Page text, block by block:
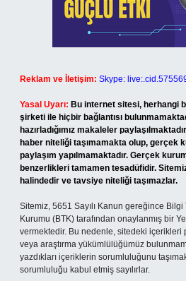
Reklam ve İletişim: Skype:
Yasal Uyarı: Bu internet sitesi, herhangi
şirketi ile hiçbir bağlantısı
hazırladığımız makaleler
haber niteliği taşımamakta olup, gerçek
paylaşım yapılmamaktadır. Gerçek
benzerlikleri tamamen tesadüfidir.
halindedir ve tavsiye niteliği taşımazlar.
Sitemiz, 5651 Sayılı Kanun gereğince
Kurumu (BTK) tarafından onaylanmış bir
vermektedir. Bu nedenle, sitedeki içerikleri
veya araştırma yükümlülüğümüz
yazdıkları içeriklerin sorumluluğunu
sorumluluğu kabul etmiş sayılırlar.